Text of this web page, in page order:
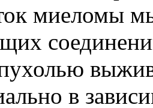
миеломы
в